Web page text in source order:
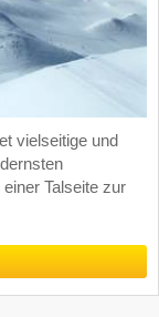
vielseitige und
Talseite zur